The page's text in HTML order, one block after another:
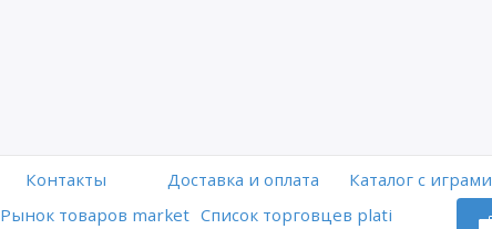
Контакты Доставка и оплата
Каталог с играми
Рынок товаров market Список торговцев plati